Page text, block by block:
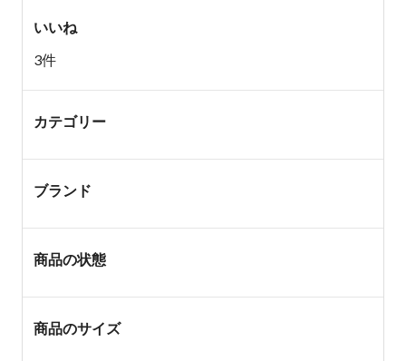
いいね
3件
カテゴリー
ブランド
商品の状態
商品のサイズ